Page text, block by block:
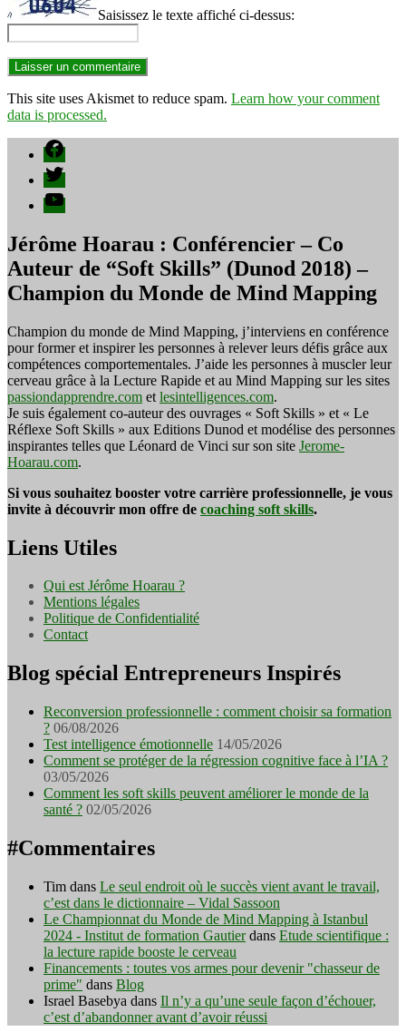
Saisissez le texte affiché ci-dessus:
This site uses Akismet to reduce spam. Learn how your comment
data is processed.
Facebook
Twitter
YouTube
Jérôme Hoarau : Conférencier – Co
Auteur de “Soft Skills” (Dunod 2018) –
Champion du Monde de Mind Mapping
Champion du monde de Mind Mapping, j’interviens en conférence
pour former et inspirer les personnes à relever leurs défis grâce aux
compétences comportementales. J’aide les personnes à muscler leur
cerveau grâce à la Lecture Rapide et au Mind Mapping sur les sites
passiondapprendre.com et lesintelligences.com.
Je suis également co-auteur des ouvrages « Soft Skills » et « Le
Réflexe Soft Skills » aux Editions Dunod et modélise des personnes
inspirantes telles que Léonard de Vinci sur son site Jerome-
Hoarau.com.
Si vous souhaitez booster votre carrière professionnelle, je vous
invite à découvrir mon offre de coaching soft skills.
Liens Utiles
Qui est Jérôme Hoarau ?
Mentions légales
Politique de Confidentialité
Contact
Blog spécial Entrepreneurs Inspirés
Reconversion professionnelle : comment choisir sa formation
? 06/08/2026
Test intelligence émotionnelle 14/05/2026
Comment se protéger de la régression cognitive face à l’IA ?
03/05/2026
Comment les soft skills peuvent améliorer le monde de la
santé ? 02/05/2026
#Commentaires
Tim dans Le seul endroit où le succès vient avant le travail,
c’est dans le dictionnaire – Vidal Sassoon
Le Championnat du Monde de Mind Mapping à Istanbul
2024 - Institut de formation Gautierdans Etude scientifique :
la lecture rapide booste le cerveau
Financements : toutes vos armes pour devenir "chasseur de
prime" dans Blog
Israel Basebya dans Il n’y a qu’une seule façon d’échouer,
c’est d’abandonner avant d’avoir réussi